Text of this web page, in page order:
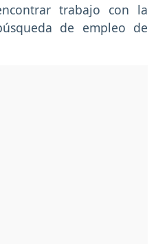
trabajo con la
de empleo de